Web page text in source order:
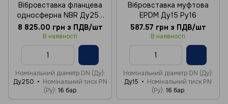
Вібровставка фланцева
односферна NBR Ду250
Ру16
8 825.00 грн з ПДВ/шт
В наявності
Номінальний діаметр DN (Ду)
Ду250
Номінальний тиск PN
(Ру) 16 бар
Вібровставка муфтова
EPDM Ду15 Ру16
587.57 грн з ПДВ/шт
В наявності
Номінальний діаметр DN (Ду)
Ду15
Номінальний тиск PN
(Ру) 16 бар